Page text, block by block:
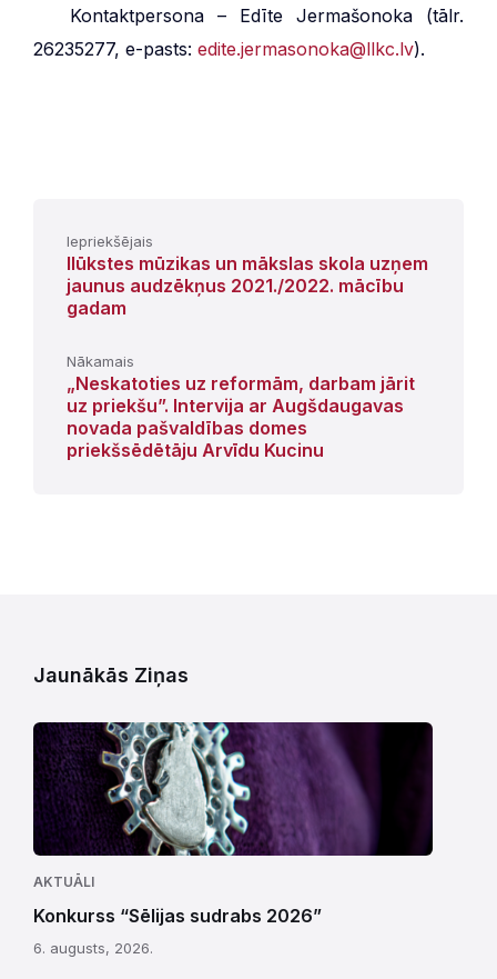
Kontaktpersona – Edīte Jermašonoka (tālr.
26235277, e-pasts: edite.jermasonoka@llkc.lv).
Iepriekšējais
Ilūkstes mūzikas un mākslas skola uzņem
jaunus audzēkņus 2021./2022. mācību
gadam
Nākamais
„Neskatoties uz reformām, darbam jārit
uz priekšu”. Intervija ar Augšdaugavas
novada pašvaldības domes
priekšsēdētāju Arvīdu Kucinu
Jaunākās Ziņas
AKTUĀLI
Konkurss “Sēlijas sudrabs 2026”
6. augusts, 2026.